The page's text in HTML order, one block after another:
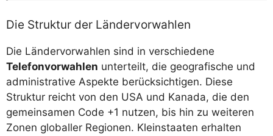
Die Struktur der Ländervorwahlen
Die Ländervorwahlen sind in verschiedene
Telefonvorwahlen unterteilt, die geografische und
administrative Aspekte berücksichtigen. Diese
Struktur reicht von den USA und Kanada, die den
gemeinsamen Code +1 nutzen, bis hin zu weiteren
Zonen globaller Regionen. Kleinstaaten erhalten